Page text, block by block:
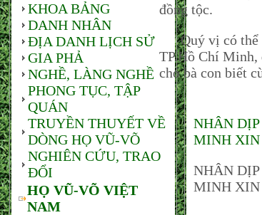
KHOA BẢNG
DANH NHÂN
ĐỊA DANH LỊCH SỬ
GIA PHẢ
NGHỀ, LÀNG NGHỀ
PHONG TỤC, TẬP
QUÁN
TRUYỀN THUYẾT VỀ
DÒNG HỌ VŨ-VÕ
NGHIÊN CỨU, TRAO
ĐỔI
HỌ VŨ-VÕ VIỆT
NAM
đồng tộc.
Quý vị có thể
TP.Hồ Chí
cho bà con biết
NHÂN
MINH XIN
NHÂN
MINH XIN